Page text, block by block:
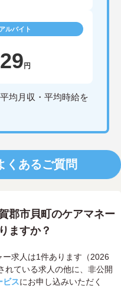
ルバイト
円
均月収・平均時給を
くあるご質問
郡市貝町のケアマネー
ますか？
求人は1件あります（2026
れている求人の他に、非公開
ビスにお申し込みいただく